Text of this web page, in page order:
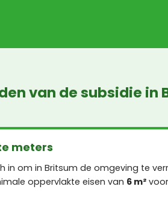
van de subsidie in
meters
in om in Britsum de omgeving te
oppervlakte eisen van 6 m²